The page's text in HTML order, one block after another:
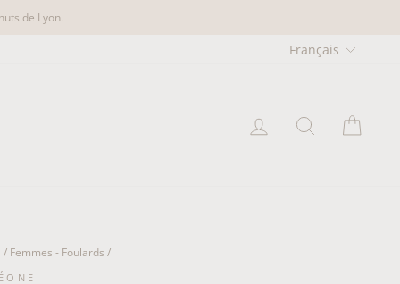
de Lyon.
Français
SE
/ Femmes - Foulards /